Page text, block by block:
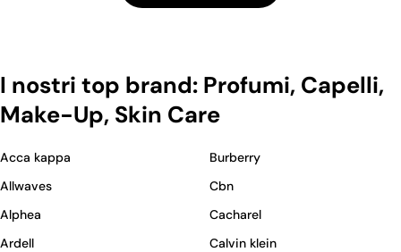
I nostri top brand: Profumi, Capelli,
Make-Up, Skin Care
Acca kappa
Allwaves
Alphea
Ardell
Burberry
Cbn
Cacharel
Calvin klein